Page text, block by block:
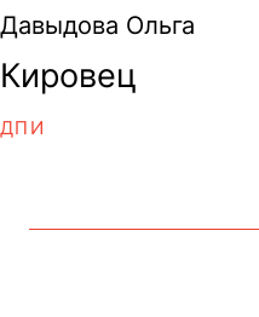
Давыдова Ольга
Кировец
ДПИ